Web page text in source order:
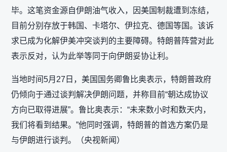
毕。这笔资金源自伊朗油气收入，因美国制裁遭到冻结，
目前分别存放于韩国、卡塔尔、伊拉克、德国等国。该诉
求已成为化解伊美冲突谈判的主要障碍。特朗普阵营对此
表示反对，认为此举等同于向伊朗妥协让利。
当地时间5月27日，美国国务卿鲁比奥表示，特朗普政府
仍倾向于通过谈判解决伊朗问题，并称目前“朝达成协议
方向已取得进展”。鲁比奥表示：“未来数小时和数天内，
我们将看到结果。”他同时强调，特朗普的首选方案仍是
与伊朗进行谈判。（央视新闻）